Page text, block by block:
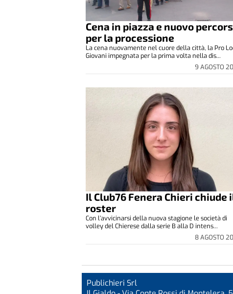
Cena in piazza e nuovo
per la processione
9 AGOSTO
La cena nuovamente nel cuore della città, la Pro
Giovani impegnata per la prima volta nella dis...
Il Club76 Fenera Chieri chiude
roster
8 AGOSTO
Con l’avvicinarsi della nuova stagione le società di
volley del Chierese dalla serie B alla D intens...
Publichieri Srl